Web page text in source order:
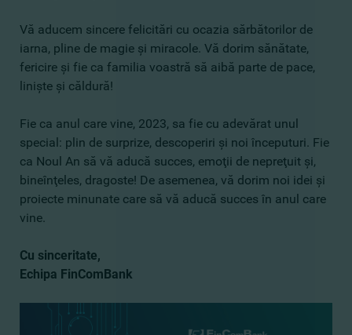
Vă aducem sincere felicitări cu ocazia sărbătorilor de
iarna, pline de magie şi miracole. Vă dorim sănătate,
fericire şi fie ca familia voastră să aibă parte de pace,
linişte şi căldură!
Fie ca anul care vine, 2023, sa fie cu adevărat unul
special: plin de surprize, descoperiri şi noi începuturi. Fie
ca Noul An să vă aducă succes, emoţii de nepreţuit şi,
bineînţeles, dragoste! De asemenea, vă dorim noi idei şi
proiecte minunate care să vă aducă succes în anul care
vine.
Cu sinceritate,
Echipa FinComBank